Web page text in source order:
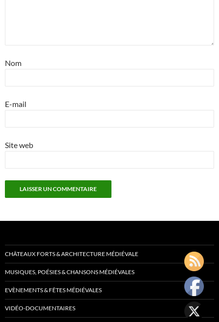
Nom
E-mail
Site web
CHÂTEAUX FORTS & ARCHITECTURE MÉDIÉVALE
MUSIQUES, POÉSIES & CHANSONS MÉDIÉVALES
EVÈNEMENTS & FÊTES MÉDIÉVALES
VIDÉO-DOCUMENTAIRES